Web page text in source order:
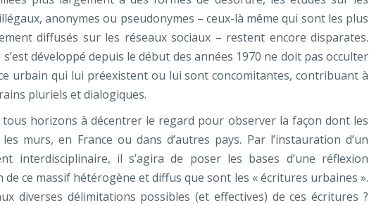
anonymes ou pseudonymes – ceux-là même qui sont les plus
diffusés sur les réseaux sociaux – restent encore disparates.
développé depuis le début des années 1970 ne doit pas occulter
urbain qui lui préexistent ou lui sont concomitantes, contribuant à
pluriels et dialogiques.
horizons à décentrer le regard pour observer la façon dont les
murs, en France ou dans d’autres pays. Par l’instauration d’un
interdisciplinaire, il s’agira de poser les bases d’une réflexion
ce massif hétérogène et diffus que sont les « écritures urbaines ».
diverses délimitations possibles (et effectives) de ces écritures ?